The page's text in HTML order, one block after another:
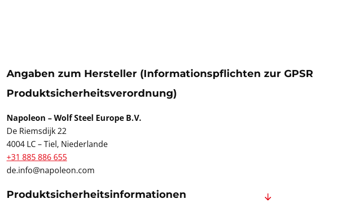
Angaben zum Hersteller (Informationspflichten zur GPSR
Produktsicherheitsverordnung)
Napoleon – Wolf Steel Europe B.V.
De Riemsdijk 22
4004 LC – Tiel, Niederlande
+31 885 886 655
de.info@napoleon.com
Produktsicherheitsinformationen